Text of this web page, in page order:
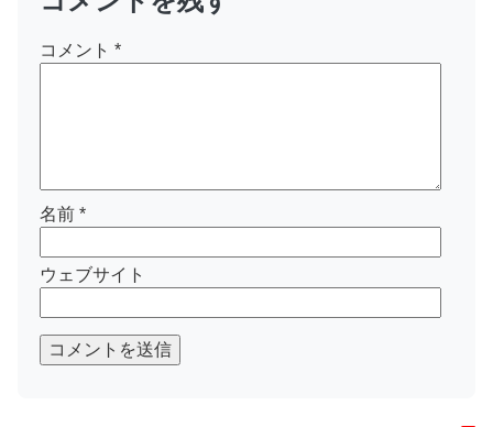
コメント *
名前 *
ウェブサイト
コメントを送信